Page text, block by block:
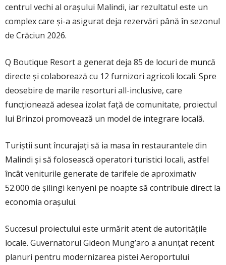
centrul vechi al orașului Malindi, iar rezultatul este un
complex care și-a asigurat deja rezervări până în sezonul
de Crăciun 2026.
Q Boutique Resort a generat deja 85 de locuri de muncă
directe și colaborează cu 12 furnizori agricoli locali. Spre
deosebire de marile resorturi all-inclusive, care
funcționează adesea izolat față de comunitate, proiectul
lui Brinzoi promovează un model de integrare locală.
Turiștii sunt încurajați să ia masa în restaurantele din
Malindi și să folosească operatori turistici locali, astfel
încât veniturile generate de tarifele de aproximativ
52.000 de șilingi kenyeni pe noapte să contribuie direct la
economia orașului.
Succesul proiectului este urmărit atent de autoritățile
locale. Guvernatorul Gideon Mung’aro a anunțat recent
planuri pentru modernizarea pistei Aeroportului